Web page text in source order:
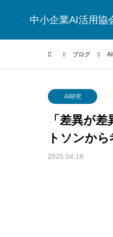
中小企業AI活用協
ブログ
AI研究
「差異が
トソンか
2025.04.18